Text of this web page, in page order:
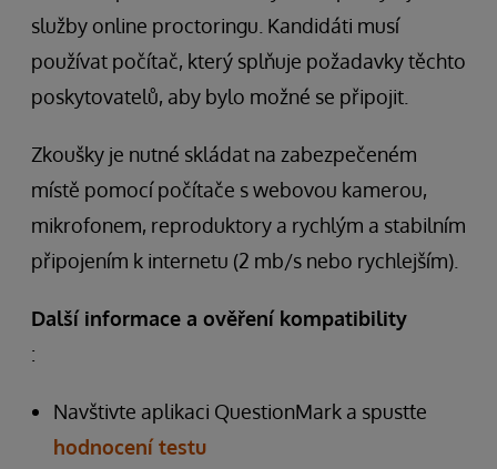
služby online proctoringu. Kandidáti musí
používat počítač, který splňuje požadavky těchto
poskytovatelů, aby bylo možné se připojit.
Zkoušky je nutné skládat na zabezpečeném
místě pomocí počítače s webovou kamerou,
mikrofonem, reproduktory a rychlým a stabilním
připojením k internetu (2 mb/s nebo rychlejším).
Další informace a ověření kompatibility
:
Navštivte aplikaci QuestionMark a spusťte
hodnocení testu